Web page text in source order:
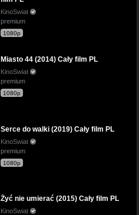
KinoSwiat
premium
1080p
Miasto 44 (2014) Cały film PL
KinoSwiat
premium
1080p
Serce do walki (2019) Cały film PL
KinoSwiat
premium
1080p
Żyć nie umierać (2015) Cały film PL
KinoSwiat